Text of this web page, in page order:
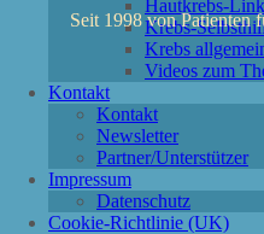
Hautkrebs-
Krebs-
Krebs
Videos zum
Kontakt
Kontakt
Newsletter
Partner/Unterstützer
Impressum
Datenschutz
Cookie-Richtlinie (UK)
Seit 1998 von Patienten